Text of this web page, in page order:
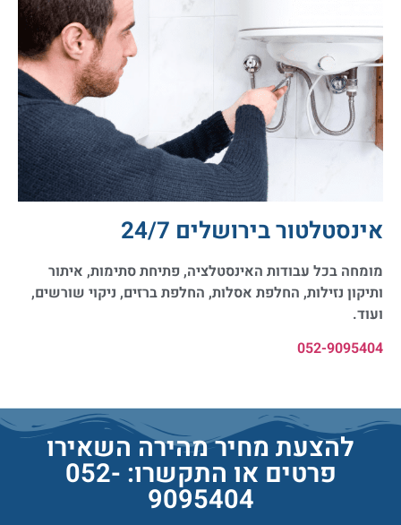
אינסטלטור בירושלים 24/7
מומחה בכל עבודות האינסטלציה, פתיחת סתימות, איתור
ותיקון נזילות, החלפת אסלות, החלפת ברזים, ניקוי שורשים,
ועוד.
052-9095404
להצעת מחיר מהירה השאירו
פרטים או התקשרו: 052-
9095404